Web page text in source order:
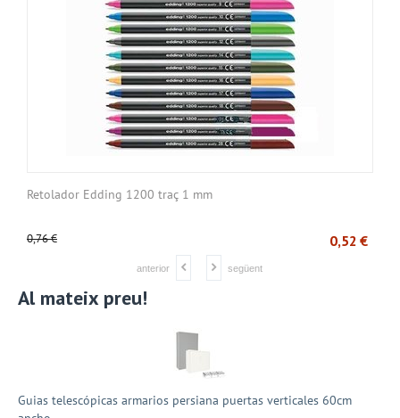
Retolador Edding 1200 traç 1 mm
0,76€ 0,52 €
anterior següent
Al mateix preu!
Guias telescópicas armarios persiana puertas verticales 60cm